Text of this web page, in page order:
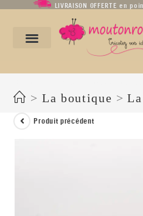
LIVRAISON OFFERTE en
> La boutique >
Produit précédent